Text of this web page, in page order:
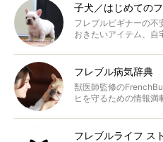
子犬／はじめての
フレブルビギナーの不
おきたいアイテム、自
フレブル病気辞典
獣医師監修の
ヒを守るための情報満
フレブルライフ ス